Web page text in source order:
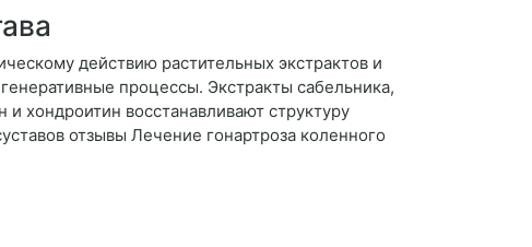
действию растительных экстрактов и
процессы. Экстракты сабельника,
хондроитин восстанавливают структуру
отзывы Лечение гонартроза коленного